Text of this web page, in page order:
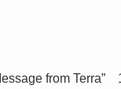
from